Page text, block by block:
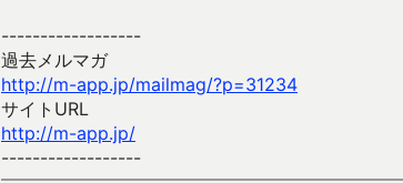
------------------
過去メルマガ
http://m-app.jp/mailmag/?p=31234
サイトURL
http://m-app.jp/
------------------